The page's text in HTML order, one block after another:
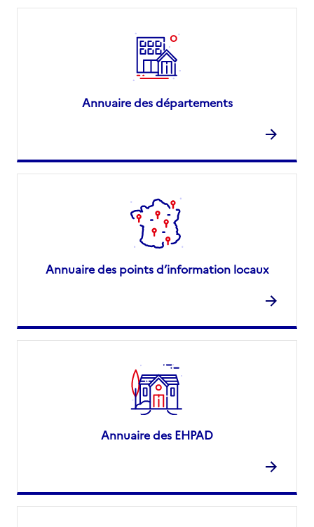
Annuaire des départements
Annuaire des points d’information locaux
Annuaire des EHPAD